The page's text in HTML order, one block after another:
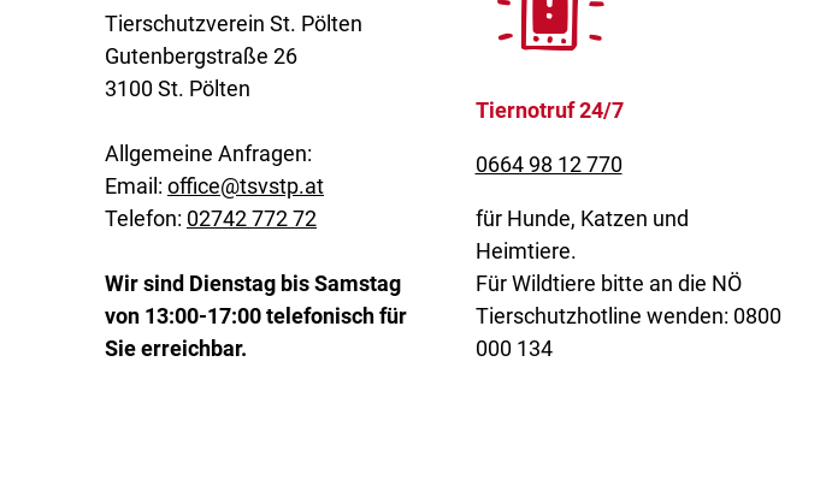
Tierschutzverein St. Pölten
Gutenbergstraße 26
3100 St. Pölten
Allgemeine Anfragen:
Email: office@tsvstp.at
Telefon: 02742 772 72
Wir sind Dienstag bis Samstag
von 13:00-17:00 telefonisch für
Sie erreichbar.
Tiernotruf 24/7
0664 98 12 770
für Hunde, Katzen und
Heimtiere.
Für Wildtiere bitte an die NÖ
Tierschutzhotline wenden: 0800
000 134